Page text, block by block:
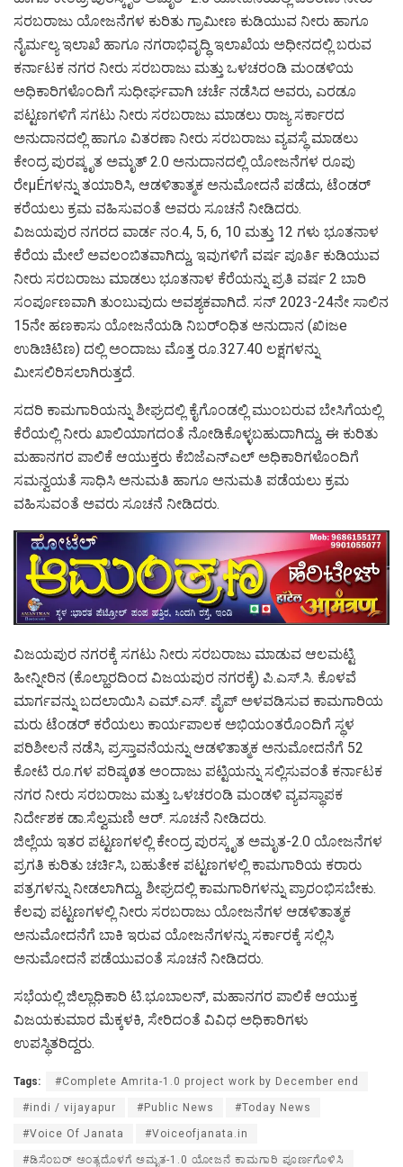
ಸರಬರಾಜು ಯೋಜನೆಗಳ ಕುರಿತು ಗ್ರಾಮೀಣ ಕುಡಿಯುವ ನೀರು ಹಾಗೂ
ನೈರ್ಮಲ್ಯ ಇಲಾಖೆ ಹಾಗೂ ನಗರಾಭಿವೃದ್ಧಿ ಇಲಾಖೆಯ ಅಧೀನದಲ್ಲಿ ಬರುವ
ಕರ್ನಾಟಕ ನಗರ ನೀರು ಸರಬರಾಜು ಮತ್ತು ಒಳಚರಂಡಿ ಮಂಡಳಿಯ
ಅಧಿಕಾರಿಗಳೊಂದಿಗೆ ಸುಧೀರ್ಘವಾಗಿ ಚರ್ಚೆ ನಡೆಸಿದ ಅವರು, ಎರಡೂ
ಪಟ್ಟಣಗಳಿಗೆ ಸಗಟು ನೀರು ಸರಬರಾಜು ಮಾಡಲು ರಾಜ್ಯ ಸರ್ಕಾರದ
ಅನುದಾನದಲ್ಲಿ ಹಾಗೂ ವಿತರಣಾ ನೀರು ಸರಬರಾಜು ವ್ಯವಸ್ಥೆ ಮಾಡಲು
ಕೇಂದ್ರ ಪುರಷ್ಕೃತ ಅಮೃತ್ 2.0 ಅನುದಾನದಲ್ಲಿ ಯೋಜನೆಗಳ ರೂಪು
ರೇμÉಗಳನ್ನು ತಯಾರಿಸಿ, ಆಡಳಿತಾತ್ಮಕ ಅನುಮೋದನೆ ಪಡೆದು, ಟೆಂಡರ್
ಕರೆಯಲು ಕ್ರಮ ವಹಿಸುವಂತೆ ಅವರು ಸೂಚನೆ ನೀಡಿದರು.
ವಿಜಯಪುರ ನಗರದ ವಾರ್ಡ ನಂ.4, 5, 6, 10 ಮತ್ತು 12 ಗಳು ಭೂತನಾಳ
ಕೆರೆಯ ಮೇಲೆ ಅವಲಂಬಿತವಾಗಿದ್ದು, ಇವುಗಳಿಗೆ ವರ್ಷ ಪೂರ್ತಿ ಕುಡಿಯುವ
ನೀರು ಸರಬರಾಜು ಮಾಡಲು ಭೂತನಾಳ ಕೆರೆಯನ್ನು ಪ್ರತಿ ವರ್ಷ 2 ಬಾರಿ
ಸಂರ್ಪೂಣವಾಗಿ ತುಂಬುವುದು ಅವಶ್ಯಕವಾಗಿದೆ. ಸನ್ 2023-24ನೇ ಸಾಲಿನ
15ನೇ ಹಣಕಾಸು ಯೋಜನೆಯಡಿ ನಿಬರ್ಂಧಿತ ಅನುದಾನ (ಖಿiಜe
ಉಡಿಚಿಟಿಣ) ದಲ್ಲಿ ಅಂದಾಜು ಮೊತ್ತ ರೂ.327.40 ಲಕ್ಷಗಳನ್ನು
ಮೀಸಲಿರಿಸಲಾಗಿರುತ್ತದೆ.
ಸದರಿ ಕಾಮಗಾರಿಯನ್ನು ಶೀಘ್ರದಲ್ಲಿ ಕೈಗೊಂಡಲ್ಲಿ ಮುಂಬರುವ ಬೇಸಿಗೆಯಲ್ಲಿ
ಕೆರೆಯಲ್ಲಿ ನೀರು ಖಾಲಿಯಾಗದಂತೆ ನೋಡಿಕೊಳ್ಳಬಹುದಾಗಿದ್ದು, ಈ ಕುರಿತು
ಮಹಾನಗರ ಪಾಲಿಕೆ ಆಯುಕ್ತರು ಕೆಬಿಜೆಎನ್‍ಎಲ್ ಅಧಿಕಾರಿಗಳೊಂದಿಗೆ
ಸಮನ್ವಯತೆ ಸಾಧಿಸಿ ಅನುಮತಿ ಹಾಗೂ ಅನುಮತಿ ಪಡೆಯಲು ಕ್ರಮ
ವಹಿಸುವಂತೆ ಅವರು ಸೂಚನೆ ನೀಡಿದರು.
ವಿಜಯಪುರ ನಗರಕ್ಕೆ ಸಗಟು ನೀರು ಸರಬರಾಜು ಮಾಡುವ ಆಲಮಟ್ಟಿ
ಹೀನ್ನೀರಿನ (ಕೊಲ್ಹಾರದಿಂದ ವಿಜಯಪುರ ನಗರಕ್ಕೆ) ಪಿ.ಎಸ್.ಸಿ. ಕೊಳವೆ
ಮಾರ್ಗವನ್ನು ಬದಲಾಯಿಸಿ ಎಮ್.ಎಸ್. ಪೈಪ್ ಅಳವಡಿಸುವ ಕಾಮಗಾರಿಯ
ಮರು ಟೆಂಡರ್ ಕರೆಯಲು ಕಾರ್ಯಪಾಲಕ ಅಭಿಯಂತರೊಂದಿಗೆ ಸ್ಥಳ
ಪರಿಶೀಲನೆ ನಡೆಸಿ, ಪ್ರಸ್ತಾವನೆಯನ್ನು ಆಡಳಿತಾತ್ಮಕ ಅನುಮೋದನೆಗೆ 52
ಕೋಟಿ ರೂ.ಗಳ ಪರಿಷ್ಕøತ ಅಂದಾಜು ಪಟ್ಟಿಯನ್ನು ಸಲ್ಲಿಸುವಂತೆ ಕರ್ನಾಟಕ
ನಗರ ನೀರು ಸರಬರಾಜು ಮತ್ತು ಒಳಚರಂಡಿ ಮಂಡಳಿ ವ್ಯವಸ್ಥಾಪಕ
ನಿರ್ದೇಶಕ ಡಾ.ಸೆಲ್ವಮಣಿ ಆರ್. ಸೂಚನೆ ನೀಡಿದರು.
ಜಿಲ್ಲೆಯ ಇತರ ಪಟ್ಟಣಗಳಲ್ಲಿ ಕೇಂದ್ರ ಪುರಸ್ಕೃತ ಅಮೃತ-2.0 ಯೋಜನೆಗಳ
ಪ್ರಗತಿ ಕುರಿತು ಚರ್ಚಿಸಿ, ಬಹುತೇಕ ಪಟ್ಟಣಗಳಲ್ಲಿ ಕಾಮಗಾರಿಯ ಕರಾರು
ಪತ್ರಗಳನ್ನು ನೀಡಲಾಗಿದ್ದು, ಶೀಘ್ರದಲ್ಲಿ ಕಾಮಗಾರಿಗಳನ್ನು ಪ್ರಾರಂಭಿಸಬೇಕು.
ಕೆಲವು ಪಟ್ಟಣಗಳಲ್ಲಿ ನೀರು ಸರಬರಾಜು ಯೋಜನೆಗಳ ಆಡಳಿತಾತ್ಮಕ
ಅನುಮೋದನೆಗೆ ಬಾಕಿ ಇರುವ ಯೋಜನೆಗಳನ್ನು ಸರ್ಕಾರಕ್ಕೆ ಸಲ್ಲಿಸಿ
ಅನುಮೋದನೆ ಪಡೆಯುವಂತೆ ಸೂಚನೆ ನೀಡಿದರು.
ಸಭೆಯಲ್ಲಿ ಜಿಲ್ಲಾಧಿಕಾರಿ ಟಿ.ಭೂಬಾಲನ್, ಮಹಾನಗರ ಪಾಲಿಕೆ ಆಯುಕ್ತ
ವಿಜಯಕುಮಾರ ಮೆಕ್ಕಳಕಿ, ಸೇರಿದಂತೆ ವಿವಿಧ ಅಧಿಕಾರಿಗಳು
ಉಪಸ್ಥಿತರಿದ್ದರು.
Tags: #Complete Amrita-1.0 project work by December end
#indi / vijayapur #Public News #Today News
#Voice Of Janata #Voiceofjanata.in
#ಡಿಸೆಂಬರ್ ಅಂತ್ಯದೊಳಗೆ ಅಮೃತ-1.0 ಯೋಜನೆ ಕಾಮಗಾರಿ ಪೂರ್ಣಗೊಳಿಸಿ